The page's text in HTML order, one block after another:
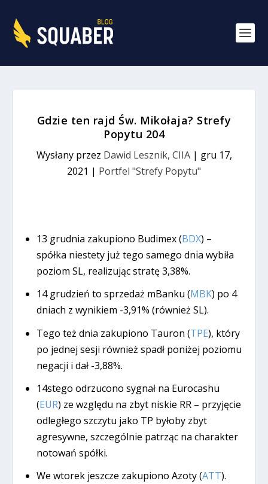
Gdzie ten rajd Św. Mikołaja? Strefy
Popytu 204
Wysłany przez Dawid Lesznik, CIIA| gru 17,
2021 | Portfel "Strefy Popytu"
13 grudnia zakupiono Budimex (BDX) –
spółka niestety już tego samego dnia wybiła
poziom SL, realizując stratę 3,38%.
14 grudzień to sprzedaż mBanku (MBK) po 4
dniach z wynikiem -3,91% (również SL).
Tego też dnia zakupiono Tauron (TPE), który
po jednej sesji również spadł poniżej poziomu
negacji i dał -3,88%.
14stego odrzucono sygnał na Eurocashu
(EUR) ze względu na zbyt niskie RR – przyjęcie
odległego szczytu jako TP byłoby zbyt
agresywne, szczególnie patrząc na charakter
notowań spółki.
We wtorek jeszcze zakupiono Azoty (ATT).